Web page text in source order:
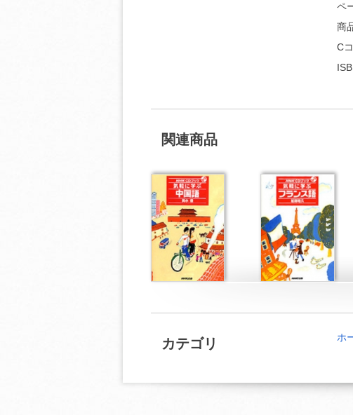
ペ
商
C
関連商品
カテゴリ ホ